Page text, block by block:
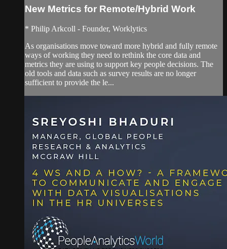
New Metrics for Remote/Hybrid Work
* Philip Arkcoll - Founder, Worklytics
As organisations move toward more hybrid and fully remote
ways of working they need to rethink the core data and
metrics they are using to support key people decisions. The
old tools and data such as survey results are no longer
sufficient to provide the le...